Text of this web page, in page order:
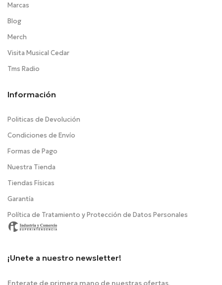
Marcas
Blog
Merch
Visita Musical Cedar
Tms Radio
Información
Politicas de Devolución
Condiciones de Envío
Formas de Pago
Nuestra Tienda
Tiendas Físicas
Garantía
Política de Tratamiento y Protección de Datos Personales
¡Unete a nuestro newsletter!